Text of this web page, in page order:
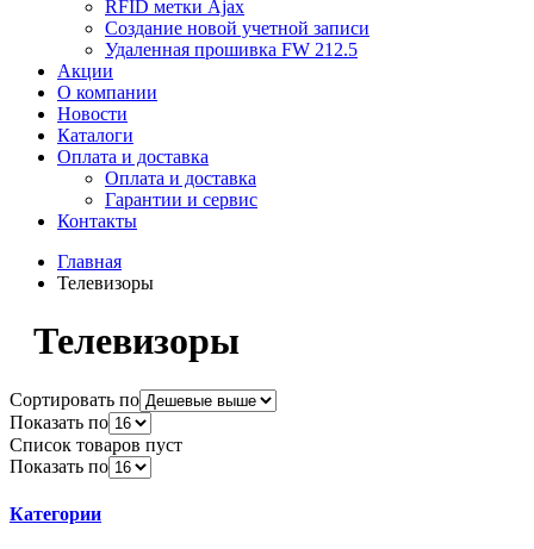
RFID метки Ajax
Создание новой учетной записи
Удаленная прошивка FW 212.5
Акции
О компании
Новости
Каталоги
Оплата и доставка
Оплата и доставка
Гарантии и сервис
Контакты
Главная
Телевизоры
Телевизоры
Сортировать по
Показать по
Список товаров пуст
Показать по
Категории